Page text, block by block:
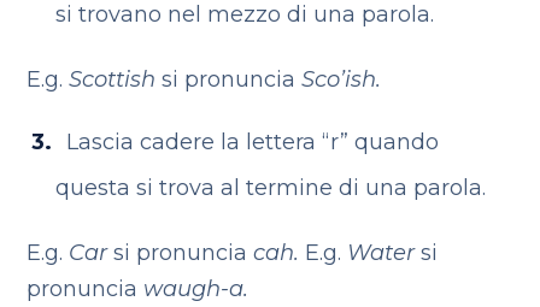
si trovano nel mezzo di una parola.
E.g.Scottish si pronunciaSco’ish.
Lascia cadere la lettera “r” quando
questa si trova al termine di una parola.
E.g. Carsi pronuncia cah. E.g. Watersi
pronuncia waugh-a.